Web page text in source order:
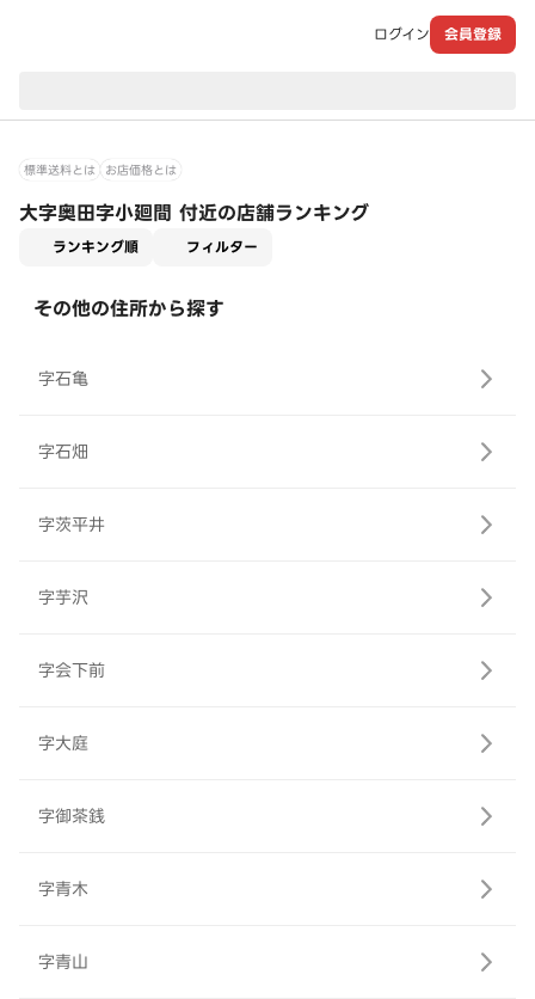
ログイン 会員登録
標準送料とは お店価格とは
大字奥田字小廻間 付近の店舗ランキング
ランキング順 フィルター
その他の住所から探す
字石亀
字石畑
字茨平井
字芋沢
字会下前
字大庭
字御茶銭
字青木
字青山